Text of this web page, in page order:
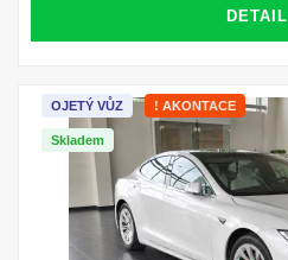
DETAIL
OJETÝ VŮZ ! AKONTACE
Skladem